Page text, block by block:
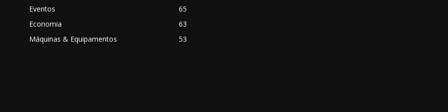
Eventos
65
Economia
63
Máquinas & Equipamentos
53